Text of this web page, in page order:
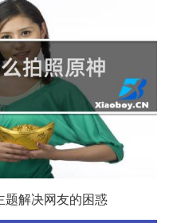
题解决网友的困惑